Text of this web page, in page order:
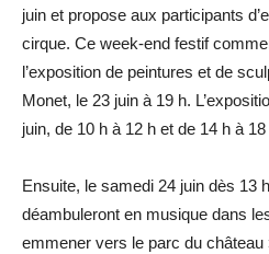
juin et propose aux participants
cirque. Ce week-end festif
l’exposition de peintures et de
Monet, le 23 juin à 19 h.
juin, de 10 h à 12 h et de 14 h à 18
Ensuite, le samedi 24 juin dès 13
déambuleront en musique dans
emmener vers le parc du